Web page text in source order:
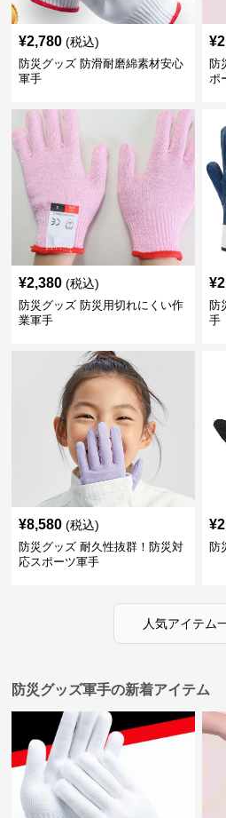
¥2,780 (税込)
防災グッズ 防滑耐磨綿素材安心
軍手
¥
防
ポ
¥2,380 (税込)
防災グッズ 防災用切れにくい作
業軍手
¥
防
手
¥8,580 (税込)
防災グッズ 耐久性抜群！防災対
応スポーツ軍手
¥
防
人気アイテム
防災グッズ軍手の新着アイテム